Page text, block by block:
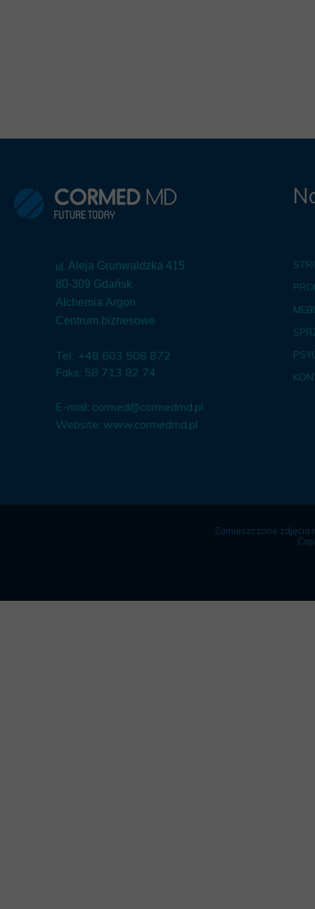
ul. Aleja Grunwaldzka 415
80-309 Gdańsk
Alchemia Argon
Centrum biznesowe
Tel.: +48 603 508 872
Faks: 58 713 82 74
E-mail: cormed@cormedmd.pl
Website: www.cormedmd.pl
Zamieszczone